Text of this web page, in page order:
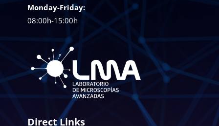
Monday-Friday:
08:00h-15:00h
Direct Links